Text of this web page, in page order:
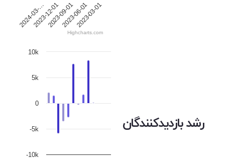
2024-03-…
2023-12-012023-09-012023-06-012023-03-01
Highcharts.com
رشد بازدیدکنندگان
-10k
-5k
0
5k
10k